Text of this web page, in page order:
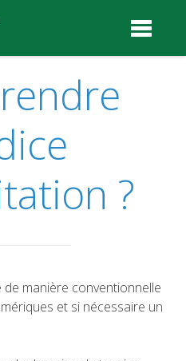
?
de manière conventionnelle
et si nécessaire un